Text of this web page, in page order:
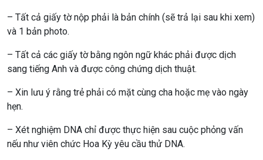
– Tất cả giấy tờ nộp phải là bản chính (sẽ trả lại sau khi xem)
và 1 bản photo.
– Tất cả các giấy tờ bằng ngôn ngữ khác phải được dịch
sang tiếng Anh và được công chứng dịch thuật.
– Xin lưu ý rằng trẻ phải có mặt cùng cha hoặc mẹ vào ngày
hẹn.
– Xét nghiệm DNA chỉ được thực hiện sau cuộc phỏng vấn
nếu như viên chức Hoa Kỳ yêu cầu thử DNA.